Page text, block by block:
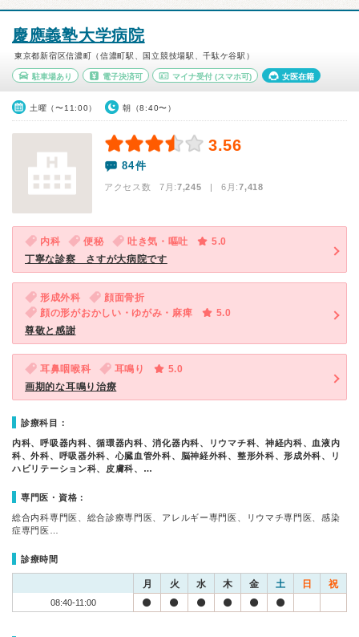
慶應義塾大学病院
東京都新宿区信濃町（信濃町駅、国立競技場駅、千駄ケ谷駅）
駐車場あり 電子決済可 マイナ受付 (スマホ可) 女医在籍
土曜（〜11:00） 朝（8:40〜）
3.56
84件
アクセス数 7月:7,245 | 6月:7,418
内科 便秘 吐き気・嘔吐
5.0
丁寧な診察 さすが大病院です
形成外科
顔面骨折
顔の形がおかしい・ゆがみ・麻痺
5.0
尊敬と感謝
耳鼻咽喉科 耳鳴り
5.0
画期的な耳鳴り治療
診療科目：
内科、呼吸器内科、循環器内科、消化器内科、リウマチ科、神経内科、血液内
科、外科、呼吸器外科、心臓血管外科、脳神経外科、整形外科、形成外科、リ
ハビリテーション科、皮膚科、…
専門医・資格：
総合内科専門医、総合診療専門医、アレルギー専門医、リウマチ専門医、感染
症専門医…
診療時間
月 火 水 木 金 土 日 祝
08:40-11:00